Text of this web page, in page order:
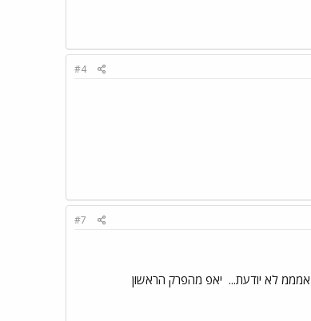
#4
#7
אמממ לא יודעת... יאפ מהפרק הראשון